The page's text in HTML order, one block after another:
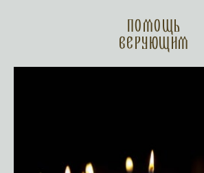
Помощь
верующим